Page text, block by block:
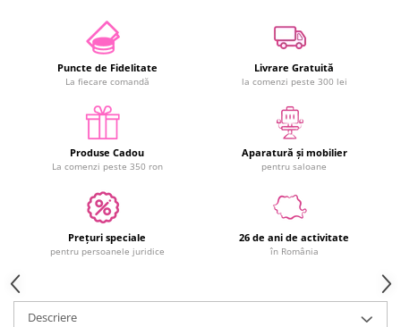
Puncte de Fidelitate
La fiecare comandă
Livrare Gratuită
la comenzi peste 300 lei
Produse Cadou
La comenzi peste 350 ron
Aparatură și mobilier
pentru saloane
Prețuri speciale
pentru persoanele juridice
26 de ani de activitate
în România
Descriere